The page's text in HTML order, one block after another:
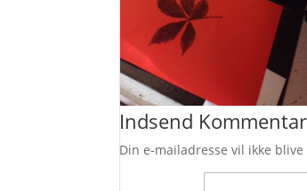
Indsend Kommentar
Din e-mailadresse vil ikke